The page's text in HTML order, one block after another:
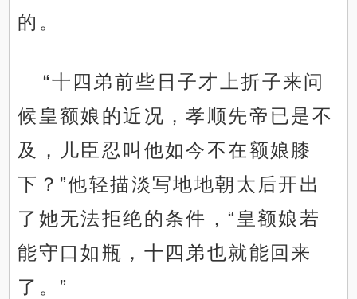
的。
“十四弟前些日子才上折子来问
候皇额娘的近况，孝顺先帝已是不
及，儿臣忍叫他如今不在额娘膝
下？”他轻描淡写地地朝太后开出
了她无法拒绝的条件，“皇额娘若
能守口如瓶，十四弟也就能回来
了。”